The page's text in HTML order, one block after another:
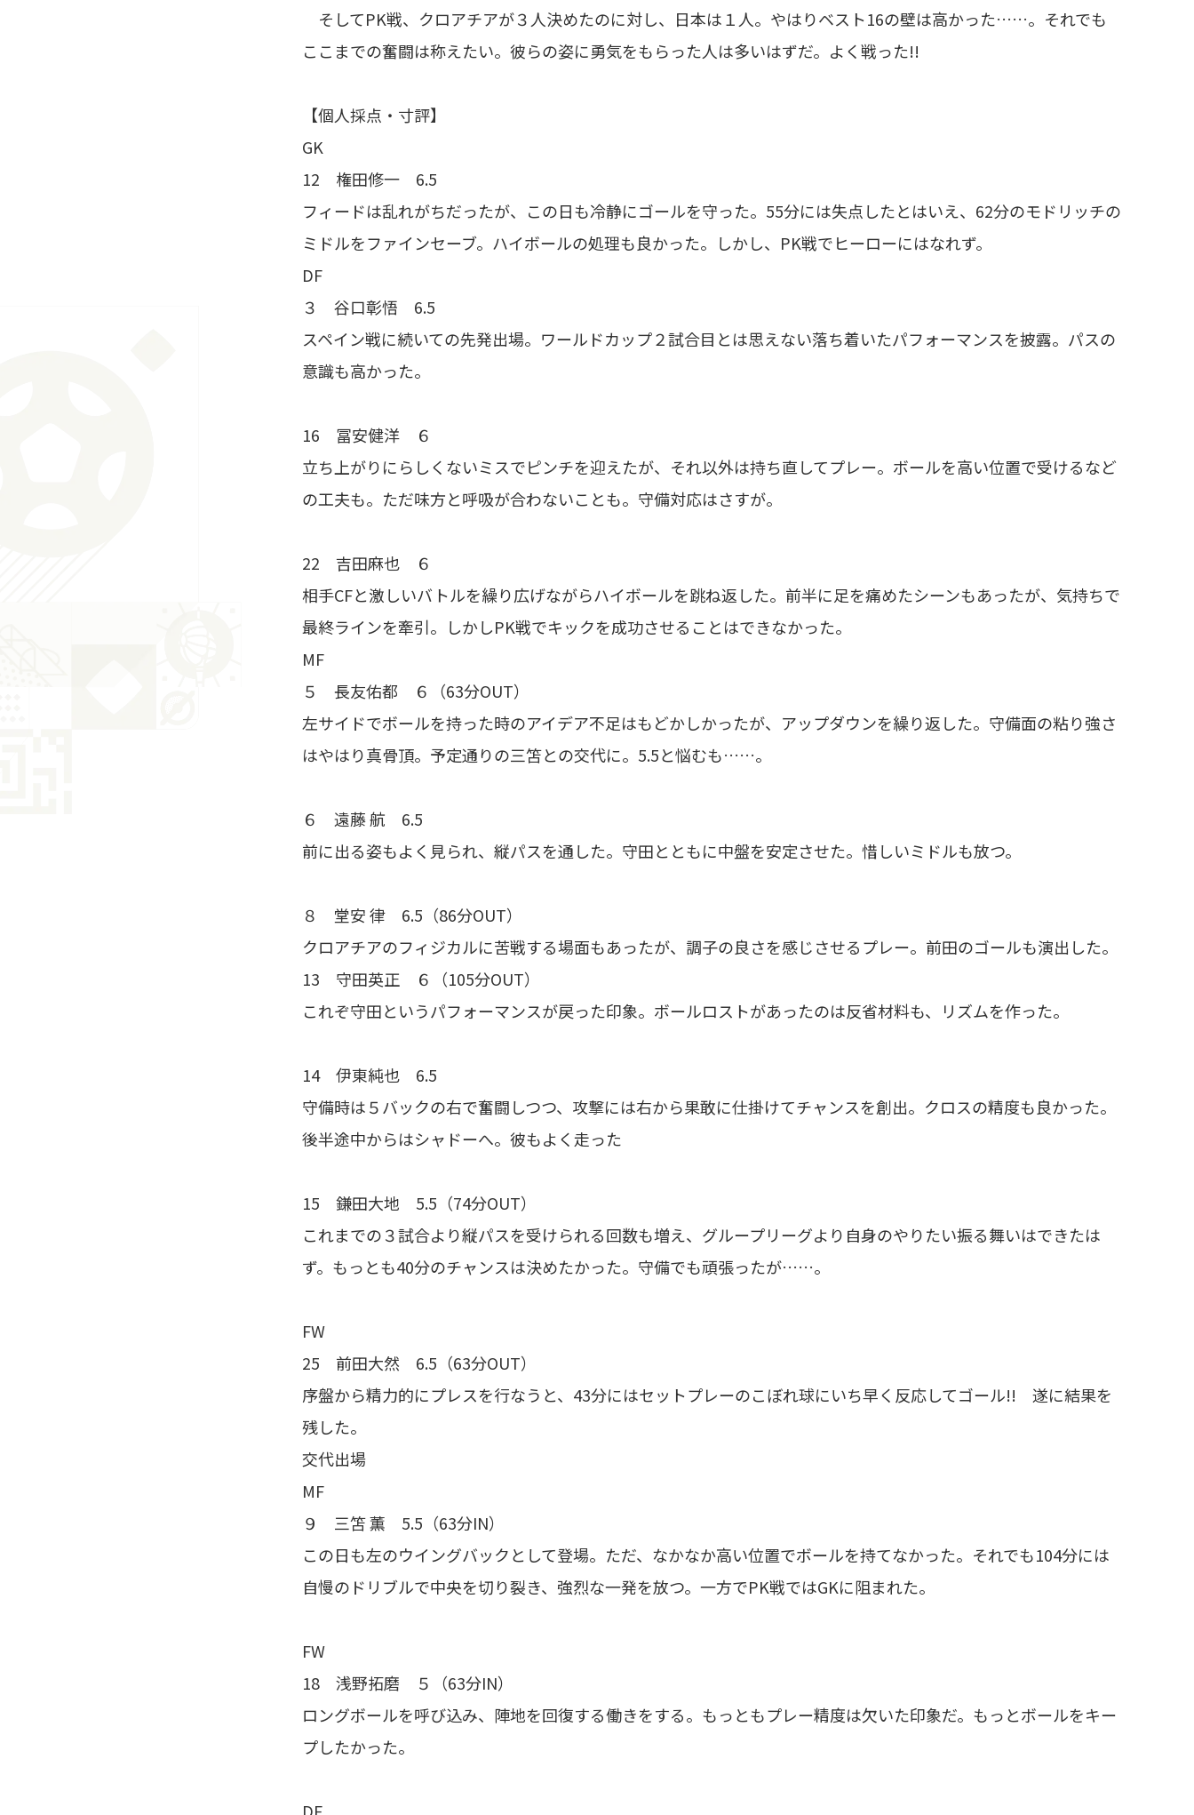
そしてPK戦、クロアチアが３人決めたのに対し、日本は１人。やはりベスト16の壁は高かった……。それでも
ここまでの奮闘は称えたい。彼らの姿に勇気をもらった人は多いはずだ。よく戦った!!
【個人採点・寸評】
GK
12 権田修一 6.5
フィードは乱れがちだったが、この日も冷静にゴールを守った。55分には失点したとはいえ、62分のモドリッチの
ミドルをファインセーブ。ハイボールの処理も良かった。しかし、PK戦でヒーローにはなれず。
DF
３ 谷口彰悟 6.5
スペイン戦に続いての先発出場。ワールドカップ２試合目とは思えない落ち着いたパフォーマンスを披露。パスの
意識も高かった。
16 冨安健洋 ６
立ち上がりにらしくないミスでピンチを迎えたが、それ以外は持ち直してプレー。ボールを高い位置で受けるなど
の工夫も。ただ味方と呼吸が合わないことも。守備対応はさすが。
22 吉田麻也 ６
相手CFと激しいバトルを繰り広げながらハイボールを跳ね返した。前半に足を痛めたシーンもあったが、気持ちで
最終ラインを牽引。しかしPK戦でキックを成功させることはできなかった。
MF
５ 長友佑都 ６（63分OUT）
左サイドでボールを持った時のアイデア不足はもどかしかったが、アップダウンを繰り返した。守備面の粘り強さ
はやはり真骨頂。予定通りの三笘との交代に。5.5と悩むも……。
６ 遠藤 航 6.5
前に出る姿もよく見られ、縦パスを通した。守田とともに中盤を安定させた。惜しいミドルも放つ。
８ 堂安 律 6.5（86分OUT）
クロアチアのフィジカルに苦戦する場面もあったが、調子の良さを感じさせるプレー。前田のゴールも演出した。
13 守田英正 ６（105分OUT）
これぞ守田というパフォーマンスが戻った印象。ボールロストがあったのは反省材料も、リズムを作った。
14 伊東純也 6.5
守備時は５バックの右で奮闘しつつ、攻撃には右から果敢に仕掛けてチャンスを創出。クロスの精度も良かった。
後半途中からはシャドーへ。彼もよく走った
15 鎌田大地 5.5（74分OUT）
これまでの３試合より縦パスを受けられる回数も増え、グループリーグより自身のやりたい振る舞いはできたは
ず。もっとも40分のチャンスは決めたかった。守備でも頑張ったが……。
FW
25 前田大然 6.5（63分OUT）
序盤から精力的にプレスを行なうと、43分にはセットプレーのこぼれ球にいち早く反応してゴール!! 遂に結果を
残した。
交代出場
MF
９ 三笘 薫 5.5（63分IN）
この日も左のウイングバックとして登場。ただ、なかなか高い位置でボールを持てなかった。それでも104分には
自慢のドリブルで中央を切り裂き、強烈な一発を放つ。一方でPK戦ではGKに阻まれた。
FW
18 浅野拓磨 ５（63分IN）
ロングボールを呼び込み、陣地を回復する働きをする。もっともプレー精度は欠いた印象だ。もっとボールをキー
プしたかった。